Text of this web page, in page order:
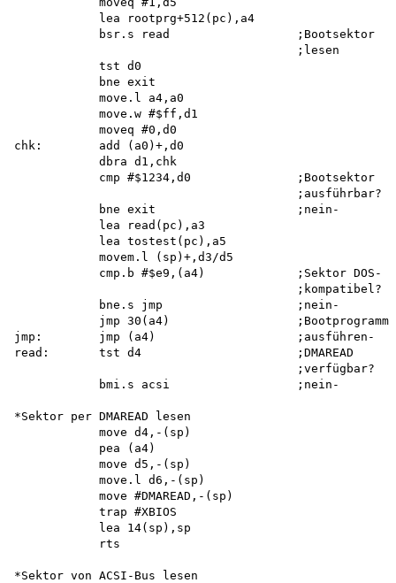
            lea rootprg+512(pc),a4
            bsr.s read                  ;Bootsektor
                                        ;lesen
            tst d0
            bne exit
            move.l a4,a0
            move.w #$ff,d1
            moveq #0,d0
chk:        add (a0)+,d0
            dbra d1,chk
            cmp #$1234,d0               ;Bootsektor
                                        ;ausführbar?
            bne exit                    ;nein-
            lea read(pc),a3
            lea tostest(pc),a5
            movem.l (sp)+,d3/d5
            cmp.b #$e9,(a4)             ;Sektor DOS-
                                        ;kompatibel?
            bne.s jmp                   ;nein-
            jmp 30(a4)                  ;Bootprogramm
jmp:        jmp (a4)                    ;ausführen-
read:       tst d4                      ;DMAREAD
                                        ;verfügbar?
            bmi.s acsi                  ;nein-
*Sektor per DMAREAD lesen
            move d4,-(sp)
            pea (a4)
            move d5,-(sp)
            move.l d6,-(sp)
            move #DMAREAD,-(sp)
            trap #XBIOS
            lea 14(sp),sp
            rts
*Sektor von ACSI-Bus lesen